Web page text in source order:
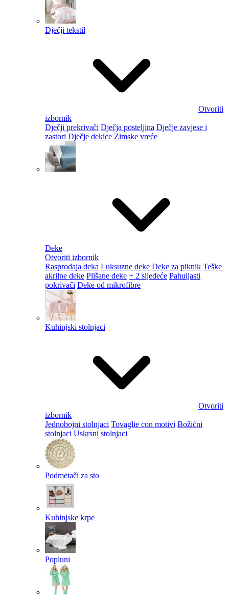
Dječji tekstil
Otvoriti
izbornik
Dječji prekrivači Dječja posteljina Dječje zavjese i
zastori Dječje dekice Zimske vreće
Deke
Otvoriti izbornik
Rasprodaja deka Luksuzne deke Deke za piknik Teške
akrilne deke Plišane deke + 2 sljedeće Pahuljasti
pokrivači Deke od mikrofibre
Kuhinjski stolnjaci
Otvoriti
izbornik
Jednobojni stolnjaci Tovaglie con motivi Božićni
stolnjaci Uskrsni stolnjaci
Podmetači za sto
Kuhinjske krpe
Popluni